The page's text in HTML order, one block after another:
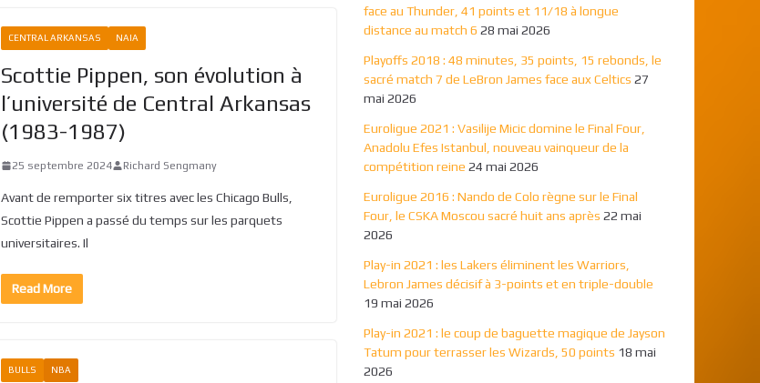
CENTRAL ARKANSAS NAIA
Scottie Pippen, son évolution à
l’université de Central Arkansas
(1983-1987)
25 septembre 2024 Richard Sengmany
Avant de remporter six titres avec les Chicago Bulls,
Scottie Pippen a passé du temps sur les parquets
universitaires. Il
Read More
BULLS NBA
face au Thunder, 41 points et 11/18 à longue
distance au match 6 28 mai 2026
Playoffs 2018 : 48 minutes, 35 points, 15 rebonds, le
sacré match 7 de LeBron James face aux Celtics 27
mai 2026
Euroligue 2021 : Vasilije Micic domine le Final Four,
Anadolu Efes Istanbul, nouveau vainqueur de la
compétition reine 24 mai 2026
Euroligue 2016 : Nando de Colo règne sur le Final
Four, le CSKA Moscou sacré huit ans après 22 mai
2026
Play-in 2021 : les Lakers éliminent les Warriors,
Lebron James décisif à 3-points et en triple-double
19 mai 2026
Play-in 2021 : le coup de baguette magique de Jayson
Tatum pour terrasser les Wizards, 50 points 18 mai
2026